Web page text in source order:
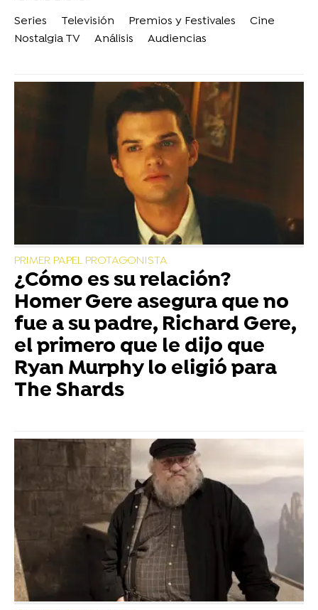
Series Televisión Premios y Festivales
Cine
Nostalgia TV
Análisis Audiencias
PRIMER PAPEL PROTAGONISTA
¿Cómo es su relación?
Homer Gere asegura que no
fue a su padre, Richard Gere,
el primero que le dijo que
Ryan Murphy lo eligió para
The Shards